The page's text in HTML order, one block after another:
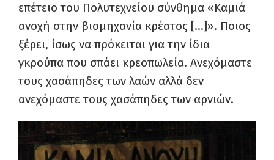
επέτειο του Πολυτεχνείου σύνθημα «Καμιά
ανοχή στην βιομηχανία κρέατος […]». Ποιος
ξέρει, ίσως να πρόκειται για την ίδια
γκρούπα που σπάει κρεοπωλεία. Ανεχόμαστε
τους χασάπηδες των λαών αλλά δεν
ανεχόμαστε τους χασάπηδες των αρνιών.